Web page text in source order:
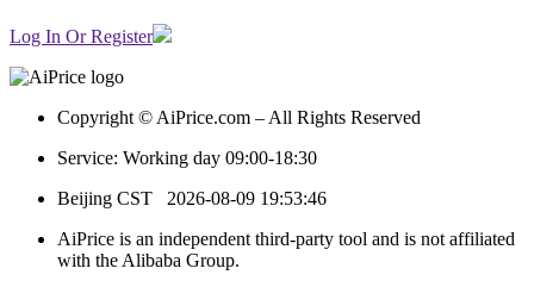
Log In Or Register
Copyright © AiPrice.com – All Rights Reserved
Service: Working day 09:00-18:30
Beijing CST 2026-08-09 19:53:46
AiPrice is an independent third-party tool and is not affiliated
with the Alibaba Group.